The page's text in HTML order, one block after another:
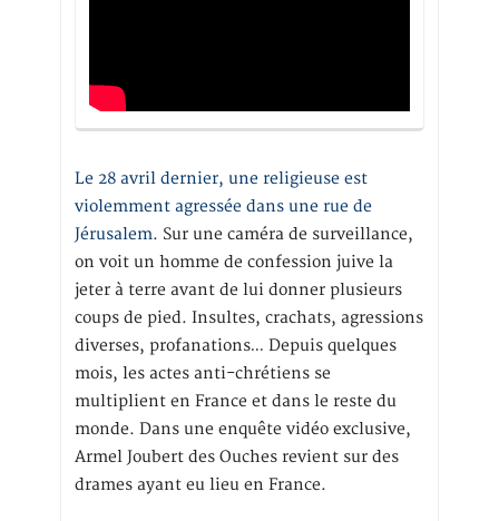
Le 28 avril dernier, une religieuse est
violemment agressée dans une rue de
Jérusalem. Sur une caméra de surveillance,
on voit un homme de confession juive la
jeter à terre avant de lui donner plusieurs
coups de pied. Insultes, crachats, agressions
diverses, profanations… Depuis quelques
mois, les actes anti-chrétiens se
multiplient en France et dans le reste du
monde. Dans une enquête vidéo exclusive,
Armel Joubert des Ouches revient sur des
drames ayant eu lieu en France.